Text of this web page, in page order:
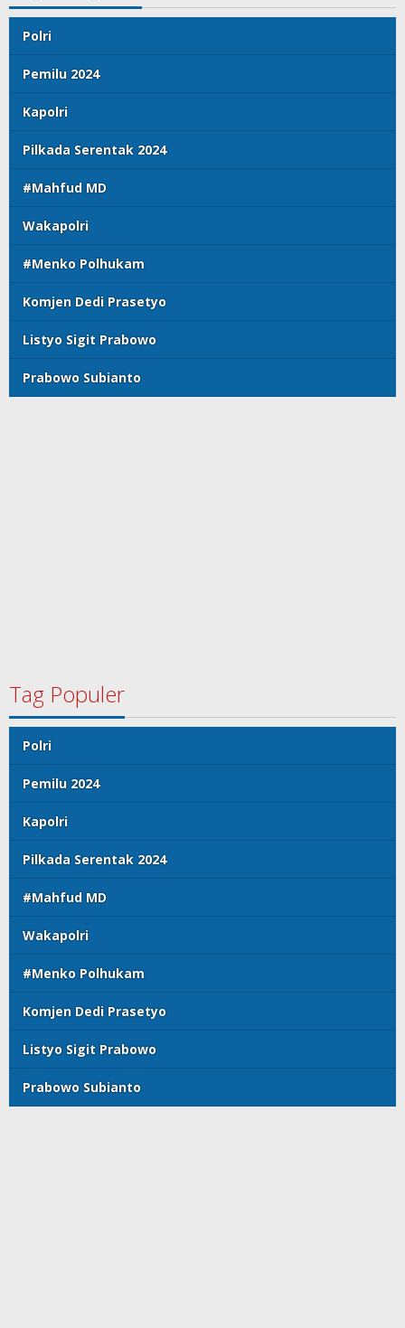
Polri
Pemilu 2024
Kapolri
Pilkada Serentak 2024
#Mahfud MD
Wakapolri
#Menko Polhukam
Komjen Dedi Prasetyo
Listyo Sigit Prabowo
Prabowo Subianto
Tag Populer
Polri
Pemilu 2024
Kapolri
Pilkada Serentak 2024
#Mahfud MD
Wakapolri
#Menko Polhukam
Komjen Dedi Prasetyo
Listyo Sigit Prabowo
Prabowo Subianto